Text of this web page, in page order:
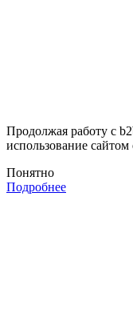
Продолжая работу с
использование сайтом
Понятно
Подробнее